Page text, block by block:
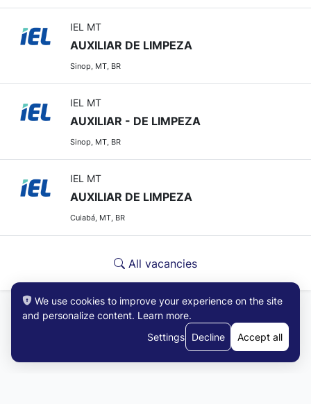
IEL MT
AUXILIAR DE LIMPEZA
Sinop, MT, BR
IEL MT
AUXILIAR - DE LIMPEZA
Sinop, MT, BR
IEL MT
AUXILIAR DE LIMPEZA
Cuiabá, MT, BR
All vacancies
We use cookies to improve your experience on the site
and personalize content. Learn more.
Settings
Decline Accept all